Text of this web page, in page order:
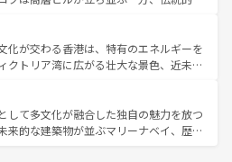
インミー、ベトナムコーヒーなどは、ぜ
い。どの地域を訪れてもあたたかい人々
くれるので、きっと忘れられない旅にな
いる。北部ではチェンマイなどの山岳地
い、南部ではプーケットやクラビの美し
ト気分を楽しむことができる。タイ料理
年中温暖で、どの季節にも異なる楽しみ
しみやすいタイの人々、仏教を中心とし
様な観光資源が、訪れる旅人を魅了し続
化が交わる香港は、特有のエネルギーを
クトリア湾に広がる壮大な景色、近未来
も感動するはず。観光スポットが密集し
見どころを回れるのも魅力。息をのむよ
的な体験まで、香港を存分に楽しみ尽く
して多文化が融合した独自の魅力を放つ
来的な建築物が並ぶマリーナベイ、歴史